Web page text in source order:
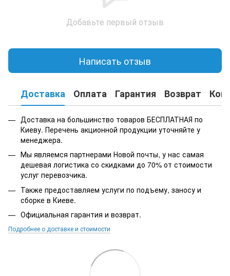
Добавьте первый отзыв
Написать отзыв
Доставка Оплата Гарантия Возврат
Доставка на большинство товаров БЕСПЛАТНАЯ по
Киеву. Перечень акционной продукции уточняйте у
менеджера.
Мы являемся партнерами Новой почты, у нас самая
дешевая логистика со скидками до 70% от стоимости
услуг перевозчика.
Также предоставляем услуги по подъему, заносу и
сборке в Киеве.
Официальная гарантия и возврат.
Подробнее о доставке и стоимости